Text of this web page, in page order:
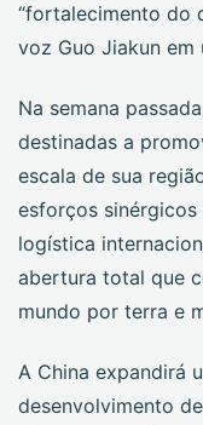
“fortalecimento do
voz Guo Jiakun em
Na semana
destinadas a
escala de sua
esforços
logística
abertura total que
mundo por terra e
A China expandirá
desenvolvimento